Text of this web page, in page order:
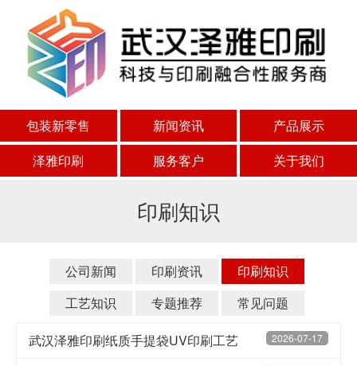
包装新零售 新闻资讯
产品展示
泽雅印刷
服务客户 关于我们
印刷知识
公司新闻 印刷资讯
印刷知识
工艺知识
专题推荐 常见问题
2026-07-17
武汉泽雅印刷纸质手提袋UV印刷工艺